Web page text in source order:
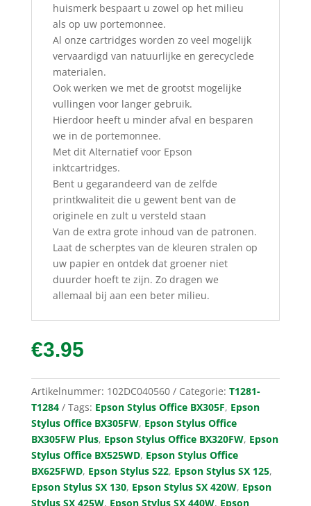
huismerk bespaart u zowel op het milieu
als op uw portemonnee.
Al onze cartridges worden zo veel mogelijk
vervaardigd van natuurlijke en gerecyclede
materialen.
Ook werken we met de grootst mogelijke
vullingen voor langer gebruik.
Hierdoor heeft u minder afval en besparen
we in de portemonnee.
Met dit Alternatief voor Epson
inktcartridges.
Bent u gegarandeerd van de zelfde
printkwaliteit die u gewent bent van de
originele en zult u versteld staan
Van de extra grote inhoud van de patronen.
Laat de scherptes van de kleuren stralen op
uw papier en ontdek dat groener niet
duurder hoeft te zijn. Zo dragen we
allemaal bij aan een beter milieu.
€3.95
Artikelnummer: 102DC040560 Categorie: T1281-
T1284
Tags: Epson Stylus Office BX305F, Epson
Stylus Office BX305FW, Epson Stylus Office
BX305FW Plus, Epson Stylus Office BX320FW, Epson
Stylus Office BX525WD, Epson Stylus Office
BX625FWD, Epson Stylus S22, Epson Stylus SX 125,
Epson Stylus SX 130, Epson Stylus SX 420W, Epson
Stylus SX 425W, Epson Stylus SX 440W, Epson